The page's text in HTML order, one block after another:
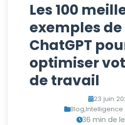
Les 100
exemples
ChatGPT
optimiser
de travail
23 juin
Blog,Intelligence
36 min de